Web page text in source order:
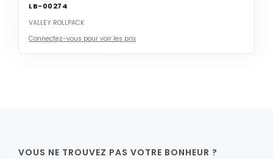
LB-00274
VALLEY ROLLPACK
Connectez-vous pour voir les prix
VOUS NE TROUVEZ PAS VOTRE BONHEUR ?